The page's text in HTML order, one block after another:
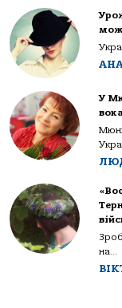
У
на...